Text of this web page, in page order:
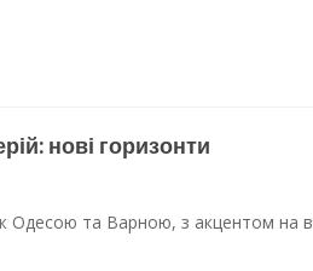
нові горизонти
Одесою та Варною, з акцентом на